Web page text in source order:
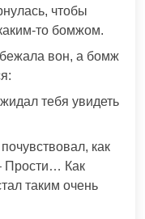
чтобы
то бомжом.
вон, а бомж
тебя увидеть
как
Прости… Как
таким очень